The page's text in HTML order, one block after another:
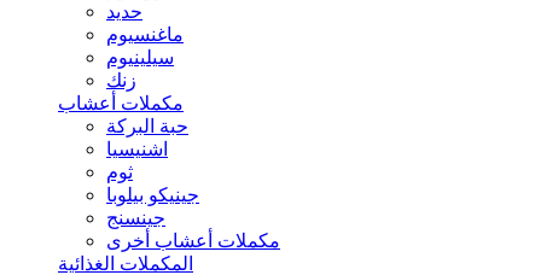
حديد
ماغنسيوم
سيلينيوم
زنك
مكملات أعشاب
حبة البركة
اشنيسيا
ثوم
جينيكو بيلوبا
جينسنج
مكملات أعشاب أخرى
المكملات الغذائية